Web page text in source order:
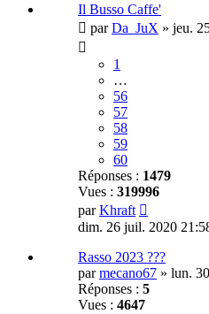
Il Busso Caffe'
parDa_JuX » jeu.
1
…
56
57
58
59
60
Réponses : 1479
Vues : 319996
parKhraft
dim. 26 juil. 2020
Rasso 2023 ???
parmecano67 » lun.
Réponses : 5
Vues : 4647